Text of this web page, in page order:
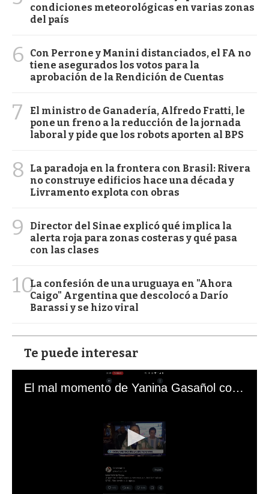
condiciones meteorológicas en varias zonas
del país
6
Con Perrone y Manini distanciados, el FA no
tiene asegurados los votos para la
aprobación de la Rendición de Cuentas
7
El ministro de Ganadería, Alfredo Fratti, le
pone un freno a la reducción de la jornada
laboral y pide que los robots aporten al BPS
8
La paradoja en la frontera con Brasil: Rivera
no construye edificios hace una década y
Livramento explota con obras
9
Director del Sinae explicó qué implica la
alerta roja para zonas costeras y qué pasa
con las clases
10La confesión de una uruguaya en "Ahora
Caigo" Argentina que descolocó a Darío
Barassi y se hizo viral
Te puede interesar
El mal momento de Yanina Gasañol con un hincha argentino en "Subrayado"